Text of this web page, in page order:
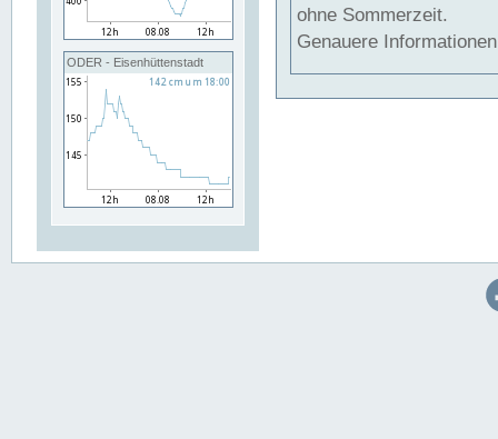
ODER - Eisenhüttenstadt
ohne Sommerzeit.
Genauere